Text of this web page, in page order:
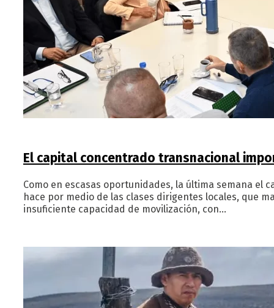
El capital concentrado transnacional
Como en escasas oportunidades, la última semana el
hace por medio de las clases dirigentes locales, que
insuficiente capacidad de movilización, con…